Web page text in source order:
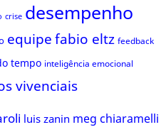
crise desempenho
equipefabio eltz feedback
tempo inteligência emocional
vivenciais
luis zanin meg chiaramelli